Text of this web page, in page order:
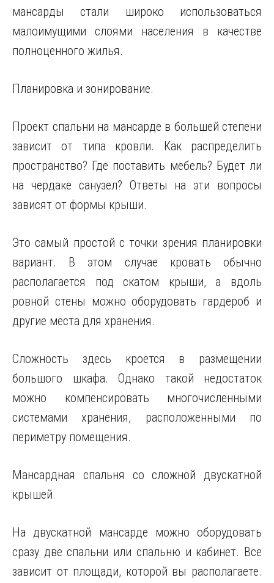
мансарды стали широко использоваться
малоимущими слоями населения в качестве
полноценного жилья.
Планировка и зонирование.
Проект спальни на мансарде в большей степени
зависит от типа кровли. Как распределить
пространство? Где поставить мебель? Будет ли
на чердаке санузел? Ответы на эти вопросы
зависят от формы крыши.
Это самый простой с точки зрения планировки
вариант. В этом случае кровать обычно
располагается под скатом крыши, а вдоль
ровной стены можно оборудовать гардероб и
другие места для хранения.
Сложность здесь кроется в размещении
большого шкафа. Однако такой недостаток
можно компенсировать многочисленными
системами хранения, расположенными по
периметру помещения.
Мансардная спальня со сложной двускатной
крышей.
На двускатной мансарде можно оборудовать
сразу две спальни или спальню и кабинет. Все
зависит от площади, которой вы располагаете.